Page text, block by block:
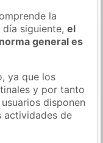
la
día siguiente,el
general es
ya que los
y por tanto
disponen
actividades de